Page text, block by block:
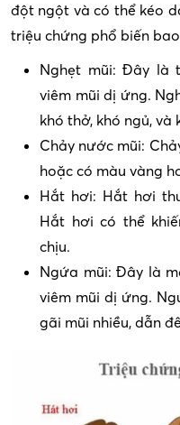
đột ngột và có thể kéo
triệu chứng phổ biến
Nghẹt mũi: Đây là
viêm mũi dị ứng.
khó thở, khó ngủ, và
Chảy nước mũi:
hoặc có màu vàng
Hắt hơi: Hắt hơi
Hắt hơi có thể
chịu.
Ngứa mũi: Đây là
viêm mũi dị ứng.
gãi mũi nhiều, dẫn